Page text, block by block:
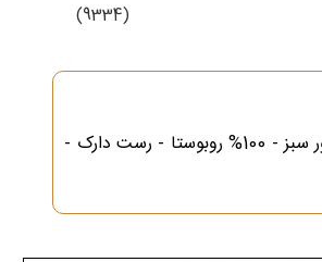
(9334)
دانه قهوه سالوادور سبز - 100% روبوستا - رست دارک -